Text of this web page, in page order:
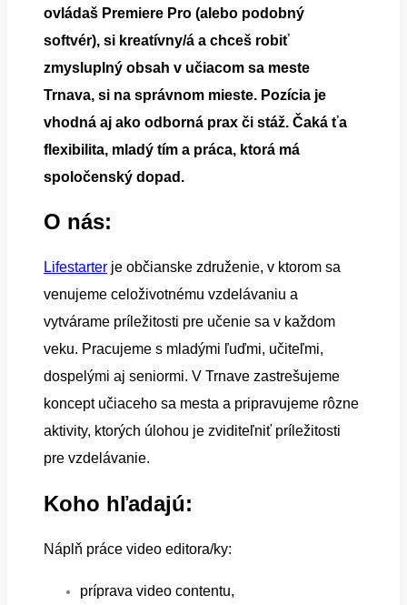
ovládaš Premiere Pro (alebo podobný
softvér), si kreatívny/á a chceš robiť
zmysluplný obsah v učiacom sa meste
Trnava, si na správnom mieste. Pozícia je
vhodná aj ako odborná prax či stáž. Čaká ťa
flexibilita, mladý tím a práca, ktorá má
spoločenský dopad.
O nás:
Lifestarter je občianske združenie, v ktorom sa
venujeme celoživotnému vzdelávaniu a
vytvárame príležitosti pre učenie sa v každom
veku. Pracujeme s mladými ľuďmi, učiteľmi,
dospelými aj seniormi. V Trnave zastrešujeme
koncept učiaceho sa mesta a pripravujeme rôzne
aktivity, ktorých úlohou je zviditeľniť príležitosti
pre vzdelávanie.
Koho hľadajú:
Náplň práce video editora/ky:
príprava video contentu,